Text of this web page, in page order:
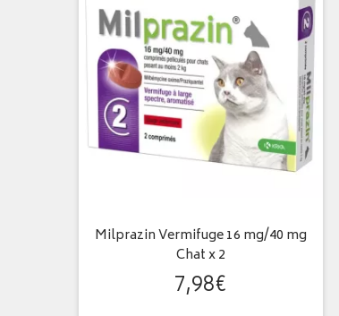
Milprazin Vermifuge 16 mg/40 mg
Chat x 2
7,98€